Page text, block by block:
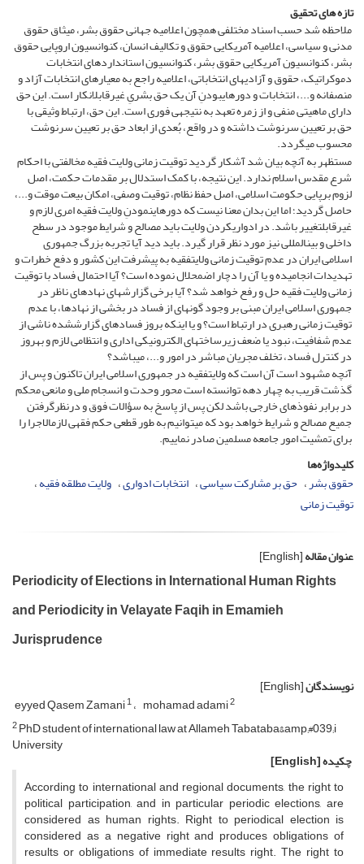
تازه های تحقیق
ملاحظه شد حسب اسناد مختلفی همچون اعلامیه جهانی حقوق بشر، میثاق حقوق
مدنی و سیاسی، اعلامیه آمریکایی حقوق و تکالیف انسان، کنوانسیون اروپایی حقوق
بشر، کنوانسیون آمریکایی حقوق بشر، کنوانسیون استانداردهای انتخابات
دموکراتیک، حقوق و آزادی­های انتخاباتی، اعلامیه راجع به معیارهای انتخابات آزاد و
منصفانه و...، انتخابات و دوره­ای­بودنِ آن یک حق بشریِ غیرقابل­انکار است. این حق
دارای ماهیتی منفی و از زمره تعهد به نتیجه­ی فوری است. این حق، ارتباط وثیقی با
حق بر تعیین سرنوشت داشته و در واقع، بُعدی از ابعاد حق بر تعیین سرنوشت
محسوب می­گردد.
مستظهر به آنچه بیان شد آشکار گردید توقیت زمانی ولایت فقیه مخالفتی با احکام
شرع مقدس اسلام ندارد. این نتیجه، با کمک استدلال بر مقدمات حکمت، اصل
لزوم برپایی حکومت اسلامی، اصل حفظ نظام، توقیت وصفی، امکان بیعت موقت و...،
حاصل گردید؛ اما این بدان معنا نیست که دوره­ای­نمودنِ ولایت فقیه امری لازم و
غیرقابل­تغییر باشد. در ادواری­کردن ولایت باید مصالح و شرایط موجود در سطح
داخلی و بین­المللی نیز مورد نظر قرار گیرد. باید دید آیا تجربه بزرگ جمهوری
اسلامی ایران در عدم توقیت زمانی ولایت­فقیه به پیشرفت این کشور و دفع خطرات و
تهدیدات انجامیده و یا آن را دچار اضمحلال نموده است؟ آیا احتمال فساد با توقیت
زمانی ولایت فقیه حل و رفع خواهد شد؟ آیا برخی گزارش­های نهادهای ناظر در
جمهوری اسلامی ایران مبنی بر وجود گونه­ای از فساد در بخشی از نهادها، با عدم
توقیت زمانی رهبری در ارتباط است؟ و یا این­که بروز فسادهای گزارش­شده ناشی از
عدم شفافیت، نبود یا ضعف زیرساخت­های الکترونیکی اداری و انتظامی لازم و به­روز
در کنترل فساد، تخلف مجریان مباشر در امور و...، می­باشد؟
آنچه مشهود است آن است که ولایت­فقیه در جمهوری اسلامی ایران تاکنون و پس از
گذشت قریب به چهار دهه توانسته است محور وحدت و انسجام ملی و مانعی محکم
در برابر نفوذهای خارجی باشد لکن پس از پاسخ به سؤالات فوق و درنظر­گرفتن
جمیع مصالح و شرایط خواهد بود که می­توانیم به طور قطعی حکم فقهی لازم­الاجرا را
برای تمشیت امور جامعه مسلمین صادر نماییم.
کلیدواژه‌ها
حقوق بشر حق بر مشارکت سیاسی انتخابات ادواری ولایت مطلقه فقیه
توقیت زمانی
عنوان مقاله[English]
Periodicity of Elections in International Human Rights
and Periodicity in Velayate Faqih in Emamieh
Jurisprudence
نویسندگان[English]
eyyed Qasem Zamani1 mohamad adami2
2PhD student of international law at Allameh Tabataba&amp;#039;i
University
چکیده[English]
According to international and regional documents, the right to
political participation, and in particular periodic elections, are
considered as human rights. Right to periodical election is
considered as a negative right and produces obligations of
results or obligations of immediate results right. The right to